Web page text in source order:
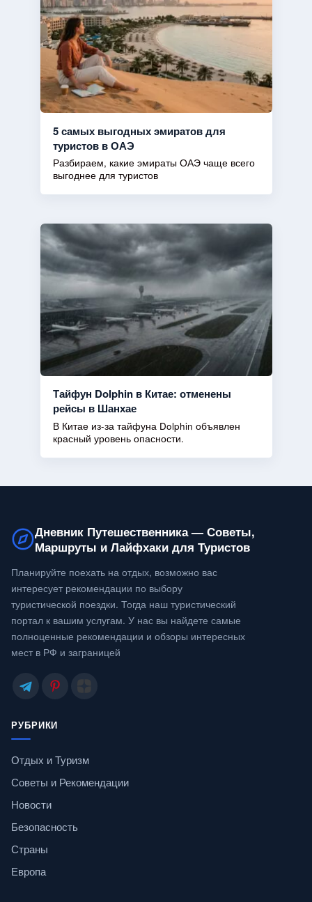
5 самых выгодных эмиратов для
туристов в ОАЭ
Разбираем, какие эмираты ОАЭ чаще всего
выгоднее для туристов
Тайфун Dolphin в Китае: отменены
рейсы в Шанхае
В Китае из-за тайфуна Dolphin объявлен
красный уровень опасности.
Дневник Путешественника — Советы,
Маршруты и Лайфхаки для Туристов
Планируйте поехать на отдых, возможно вас
интересует рекомендации по выбору
туристической поездки. Тогда наш туристический
портал к вашим услугам. У нас вы найдете самые
полноценные рекомендации и обзоры интересных
мест в РФ и заграницей
РУБРИКИ
Отдых и Туризм
Советы и Рекомендации
Новости
Безопасность
Страны
Европа